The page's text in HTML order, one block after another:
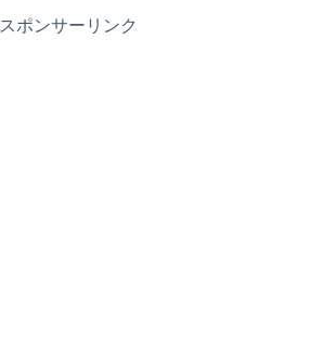
スポンサーリンク